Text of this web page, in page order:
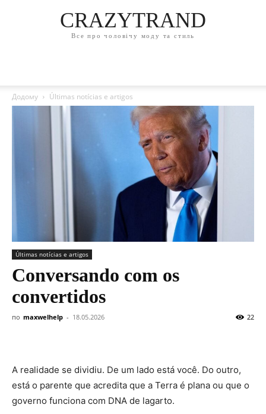
CRAZYTRAND
Все про чоловічу моду та стиль
Додому Últimas notícias e artigos
Últimas notícias e artigos
Conversando com os
convertidos
по maxwelhelp - 18.05.2026 22
A realidade se dividiu. De um lado está você. Do outro,
está o parente que acredita que a Terra é plana ou que o
governo funciona com DNA de lagarto.